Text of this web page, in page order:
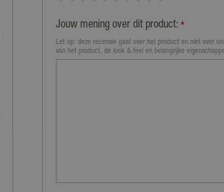
Jouw mening over dit product: *
Let op: deze recensie gaat over het product en niet over
van het product, de look & feel en belangrijke